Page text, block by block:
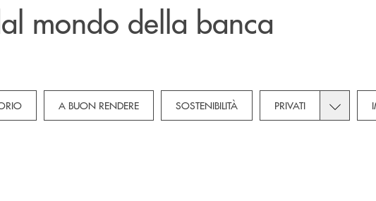
mondo della banca
dropdown for Novità
A BUON RENDERE SOSTENIBILITÀ PRIVATI Toggle